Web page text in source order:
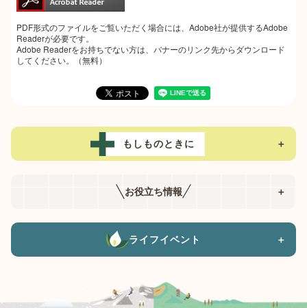
PDF形式のファイルをご覧いただく場合には、Adobe社が提供するAdobe
Readerが必要です。
Adobe Readerをお持ちでない方は、バナーのリンク先からダウンロード
してください。（無料）
もしものときに ＋
お役立ち情報 ＋
ライフイベント ＋